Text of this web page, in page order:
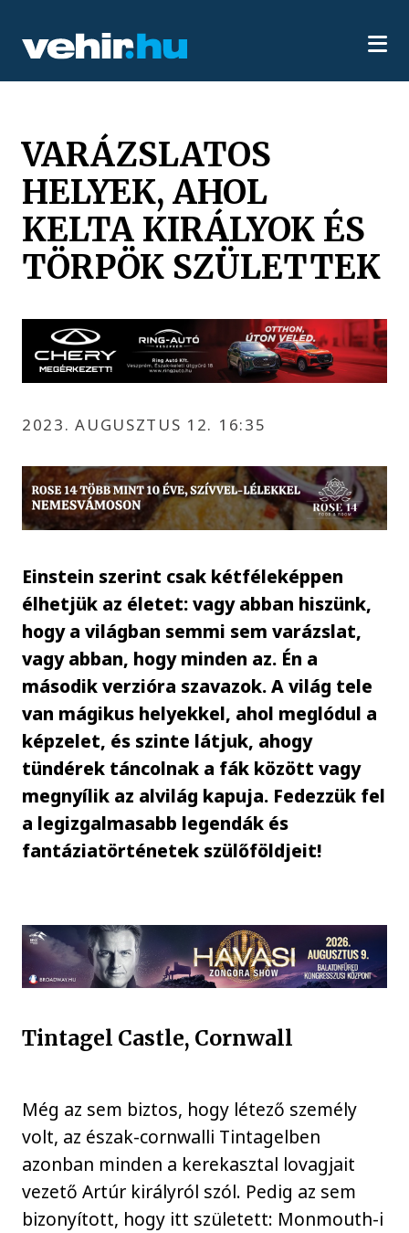
VARÁZSLATOS
HELYEK, AHOL
KELTA KIRÁLYOK ÉS
TÖRPÖK SZÜLETTEK
2023. AUGUSZTUS 12. 16:35
Einstein szerint csak kétféleképpen
élhetjük az életet: vagy abban hiszünk,
hogy a világban semmi sem varázslat,
vagy abban, hogy minden az. Én a
második verzióra szavazok. A világ tele
van mágikus helyekkel, ahol meglódul a
képzelet, és szinte látjuk, ahogy
tündérek táncolnak a fák között vagy
megnyílik az alvilág kapuja. Fedezzük fel
a legizgalmasabb legendák és
fantáziatörténetek szülőföldjeit!
Tintagel Castle, Cornwall
Még az sem biztos, hogy létező személy
volt, az észak-cornwalli Tintagelben
azonban minden a kerekasztal lovagjait
vezető Artúr királyról szól. Pedig az sem
bizonyított, hogy itt született: Monmouth-i